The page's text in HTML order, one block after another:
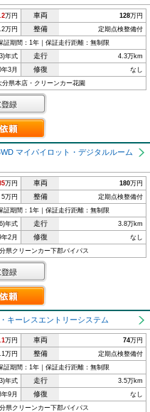
万円 車両 128万円
万円 整備 定期点検整備付
証期間：1年｜保証走行距離：無制限
年式 走行 4.3万km
年3月 修復 なし
分県本店・クリーンカー花園
マイパイロット・デジタルルーム
万円 車両 180万円
5万円 整備 定期点検整備付
証期間：1年｜保証走行距離：無制限
年式 走行 3.8万km
年2月 修復 なし
県クリーンカー下郡バイパス
キーレスエントリーシステム
万円 車両 74万円
万円 整備 定期点検整備付
証期間：1年｜保証走行距離：無制限
年式 走行 3.5万km
年9月 修復 なし
県クリーンカー下郡バイパス